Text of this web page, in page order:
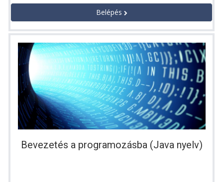
Belépés
Bevezetés a programozásba (Java nyelv)